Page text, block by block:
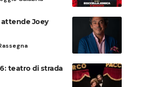
attende Joey
teatro di strada